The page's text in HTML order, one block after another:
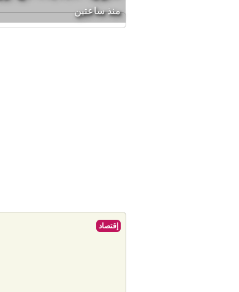
منذ ساعتين
إقتصاد